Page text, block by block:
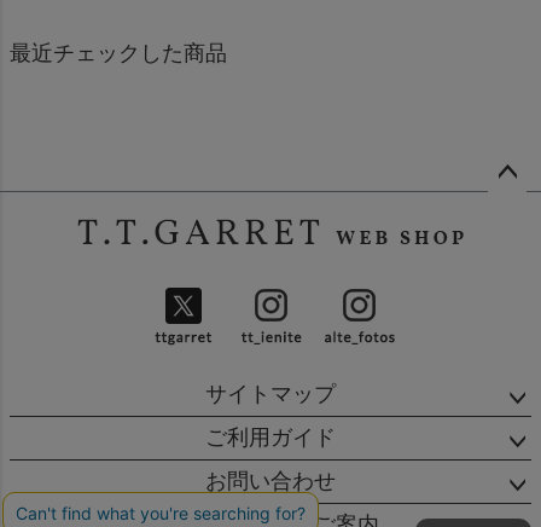
最近チェックした商品
サイトマップ
ご利用ガイド
お問い合わせ